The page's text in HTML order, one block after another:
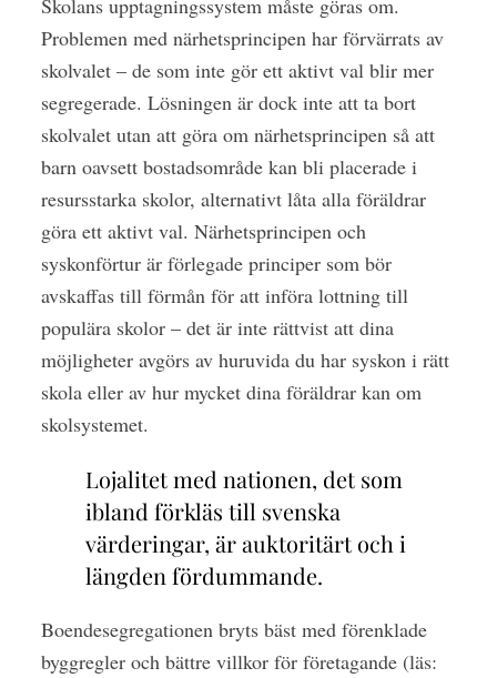
Problemen med närhetsprincipen har förvärrats av
skolvalet – de som inte gör ett aktivt val blir mer
segregerade. Lösningen är dock inte att ta bort
skolvalet utan att göra om närhetsprincipen så att
barn oavsett bostadsområde kan bli placerade i
resursstarka skolor, alternativt låta alla föräldrar
göra ett aktivt val. Närhetsprincipen och
syskonförtur är förlegade principer som bör
avskaffas till förmån för att införa lottning till
populära skolor – det är inte rättvist att dina
möjligheter avgörs av huruvida du har syskon i rätt
skola eller av hur mycket dina föräldrar kan om
skolsystemet.
Lojalitet med nationen, det som
ibland förkläs till svenska
värderingar, är auktoritärt och i
längden fördummande.
Boendesegregationen bryts bäst med förenklade
byggregler och bättre villkor för företagande (läs: